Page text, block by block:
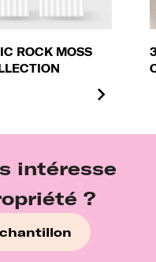
ROCK MOSS
intéresse
?